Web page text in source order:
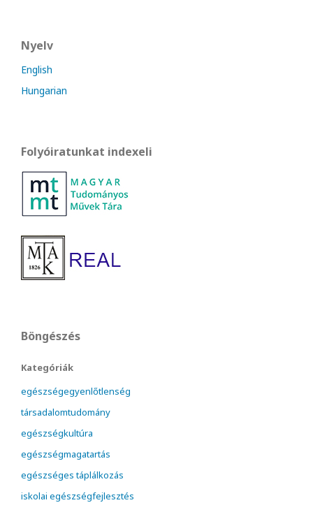
Nyelv
English
Hungarian
Folyóiratunkat indexeli
Böngészés
Kategóriák
egészségegyenlőtlenség
társadalomtudomány
egészségkultúra
egészségmagatartás
egészséges táplálkozás
iskolai egészségfejlesztés